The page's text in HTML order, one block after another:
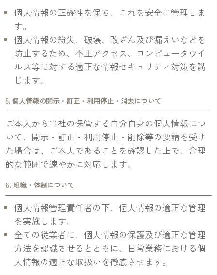
個人情報の正確性を保ち、これを安全に管理しま
す。
個人情報の紛失、破壊、改ざん及び漏えいなどを
防止するため、不正アクセス、コンピュータウイ
ルス等に対する適正な情報セキュリティ対策を講
じます。
5. 個人情報の開示・訂正・利用停止・消去について
ご本人から当社の保管する自分自身の個人情報につ
いて、開示・訂正・利用停止・削除等の要請を受け
た場合は、ご本人であることを確認した上で、合理
的な範囲で速やかに対応します。
6. 組織・体制について
個人情報管理責任者の下、個人情報の適正な管理
を実施します。
全ての従業者に、個人情報の保護及び適正な管理
方法を認識させるとともに、日常業務における個
人情報の適正な取扱いを徹底させます。